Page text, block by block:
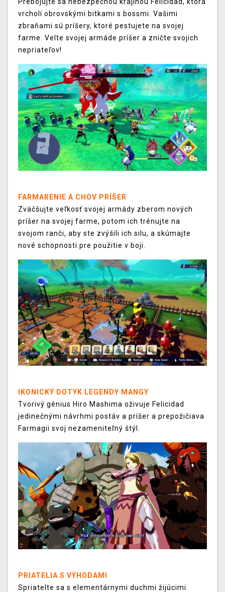
Prebojujte sa nebezpečnou krajinou Felicidad, ktorá
vrcholí obrovskými bitkami s bossmi. Vašimi
zbraňami sú príšery, ktoré pestujete na svojej
farme. Velte svojej armáde príšer a zničte svojich
nepriateľov!
FARMARENIE A CHOV PRÍŠER
Zväčšujte veľkosť svojej armády zberom nových
príšer na svojej farme, potom ich trénujte na
svojom ranči, aby ste zvýšili ich silu, a skúmajte
nové schopnosti pre použitie v boji.
IKONICKÝ DOTYK LEGENDY MANGY
Tvorivý génius Hiro Mashima oživuje Felicidad
jedinečnými návrhmi postáv a príšer a prepožičiava
Farmagii svoj nezameniteľný štýl.
PRIATELIA S VÝHODAMI
Spriatelte sa s elementárnymi duchmi žijúcimi